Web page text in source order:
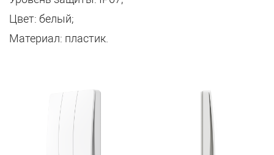
Цвет: белый;
Материал: пластик.